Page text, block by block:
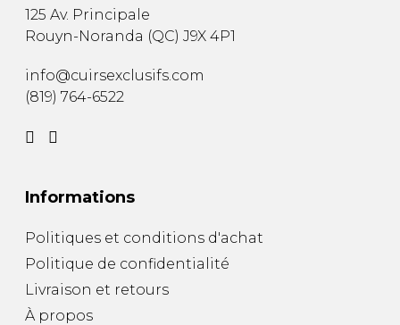
125 Av. Principale
Rouyn-Noranda (QC) J9X 4P1
info@cuirsexclusifs.com
(819) 764-6522
Informations
Politiques et conditions d'achat
Politique de confidentialité
Livraison et retours
À propos